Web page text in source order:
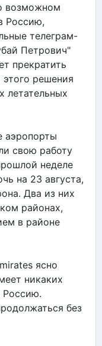
возможном
Россию,
телеграм-
Петрович"
прекратить
решения
летательных
аэропорты
свою работу
неделе
на 23 августа,
Два из них
районах,
в районе
ясно
никаких
Россию.
без